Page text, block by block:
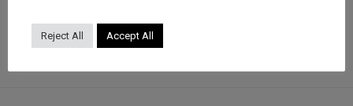
Reject All Accept All